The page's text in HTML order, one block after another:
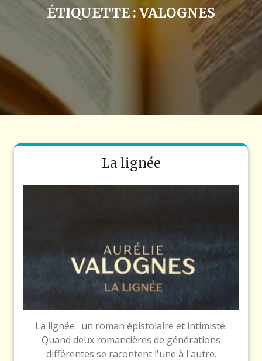
ÉTIQUETTE : VALOGNES
La lignée
La lignée : un roman épistolaire et intimiste.
Quand deux romancières de générations
différentes se racontent l'une à l'autre.